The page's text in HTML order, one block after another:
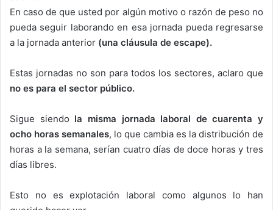
En caso de que usted por algún motivo o razón de peso no
pueda seguir laborando en esa jornada pueda regresarse
a la jornada anterior (una cláusula de escape).
Estas jornadas no son para todos los sectores, aclaro que
no es para el sector público.
Sigue siendo la misma jornada laboral de cuarenta y
ocho horas semanales, lo que cambia es la distribución de
horas a la semana, serían cuatro días de doce horas y tres
días libres.
Esto no es explotación laboral como algunos lo han